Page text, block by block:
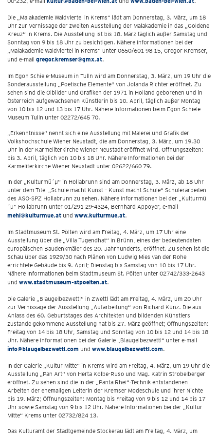
Die „Malakademie Waldviertel in Krems“ lädt am Donnerstag, 3. März, um 18
Uhr zur Vernissage der zweiten Ausstellung der Malakademie in das „Goldene
Kreuz“ in Krems. Die Ausstellung ist bis 18. März täglich außer Samstag und
Sonntag von 9 bis 18 Uhr zu besichtigen. Nähere Informationen bei der
„Malakademie Waldviertel in Krems“ unter 0650/601 98 15, Gregor Kremser,
und e-mail gregor.kremser@gmx.at.
Im Egon Schiele-Museum in Tulln wird am Donnerstag, 3. März, um 19 Uhr die
Sonderausstellung „Poetische Elemente" von Jolanda Richter eröffnet. Zu
sehen sind die Ölbilder und Grafiken der 1971 in Holland geborenen und in
Österreich aufgewachsenen Künstlerin bis 10. April, täglich außer Montag
von 10 bis 12 und 13 bis 17 Uhr. Nähere Informationen beim Egon Schiele-
Museum Tulln unter 02272/645 70.
„Erkenntnisse“ nennt sich eine Ausstellung mit Malerei und Grafik der
Volkshochschule Wiener Neustadt, die am Donnerstag, 3. März, um 19.30
Uhr in der Karmeliterkirche Wiener Neustadt eröffnet wird. Öffnungszeiten:
bis 3. April, täglich von 10 bis 18 Uhr. Nähere Informationen bei der
Karmeliterkirche Wiener Neustadt unter 02622/660 79.
In der „Kulturmü´µ“ in Hollabrunn sind am Donnerstag, 3. März, ab 18 Uhr
unter dem Titel „Schule macht Kunst – Kunst macht Schule“ Schülerarbeiten
des ASO-SPZ Hollabrunn zu sehen. Nähere Informationen bei der „Kulturmü
´µ“ Hollabrunn unter 01/291 29-4324, Bernhard Appoyer, e-mail
mehl@kulturmue.at und www.kulturmue.at.
Im Stadtmuseum St. Pölten wird am Freitag, 4. März, um 17 Uhr eine
Ausstellung über die „Villa Tugendhat“ in Brünn, eines der bedeutendsten
europäischen Baudenkmäler des 20. Jahrhunderts, eröffnet. Zu sehen ist die
Schau über das 1929/30 nach Plänen von Ludwig Mies van der Rohe
errichtete Gebäude bis 9. April; Dienstag bis Samstag von 10 bis 17 Uhr.
Nähere Informationen beim Stadtmuseum St. Pölten unter 02742/333-2643
und www.stadtmuseum-stpoelten.at.
Die Galerie „Blaugelbezwettl“ in Zwettl lädt am Freitag, 4. März, um 20 Uhr
zur Vernissage der Ausstellung „Aufarbeitung“ von Richard Künz. Die aus
Anlass des 60. Geburtstages des Architekten und bildenden Künstlers
zustande gekommene Ausstellung hat bis 27. März geöffnet; Öffnungszeiten:
Freitag von 14 bis 18 Uhr, Samstag und Sonntag von 10 bis 12 und 14 bis 18
Uhr. Nähere Informationen bei der Galerie „Blaugelbezwettl“ unter e-mail
info@blaugelbezwettl.com und www.blaugelbezwettl.com.
In der Galerie „Kultur Mitte“ in Krems wird am Freitag, 4. März, um 19 Uhr die
Ausstellung „Pan Art“ von Herta Kolbe-Ruso und Mag. Katrin Strobelberger
eröffnet. Zu sehen sind die in der „Panta Rhei“-Technik entstandenen
Arbeiten der ehemaligen Leiterin der Kremser Modeschule und ihrer Nichte
bis 19. März; Öffnungszeiten: Montag bis Freitag von 9 bis 12 und 14 bis 17
Uhr sowie Samstag von 9 bis 12 Uhr. Nähere Informationen bei der „Kultur
Mitte“ Krems unter 02732/824 13.
Das Kulturamt der Stadtgemeinde Stockerau lädt am Freitag, 4. März, um